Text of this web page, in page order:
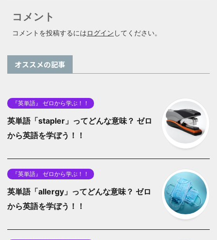
コメント
コメントを投稿するにはログイン してください。
オススメの記事
『英単語』 ゼロから学ぶ！！
英単語「stapler」ってどんな意味？ ゼロ
から英語を学ぼう！！
『英単語』 ゼロから学ぶ！！
英単語「allergy」ってどんな意味？ ゼロ
から英語を学ぼう！！